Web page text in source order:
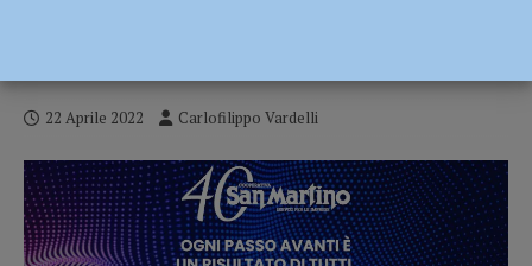
22 Aprile 2022 Carlofilippo Vardelli